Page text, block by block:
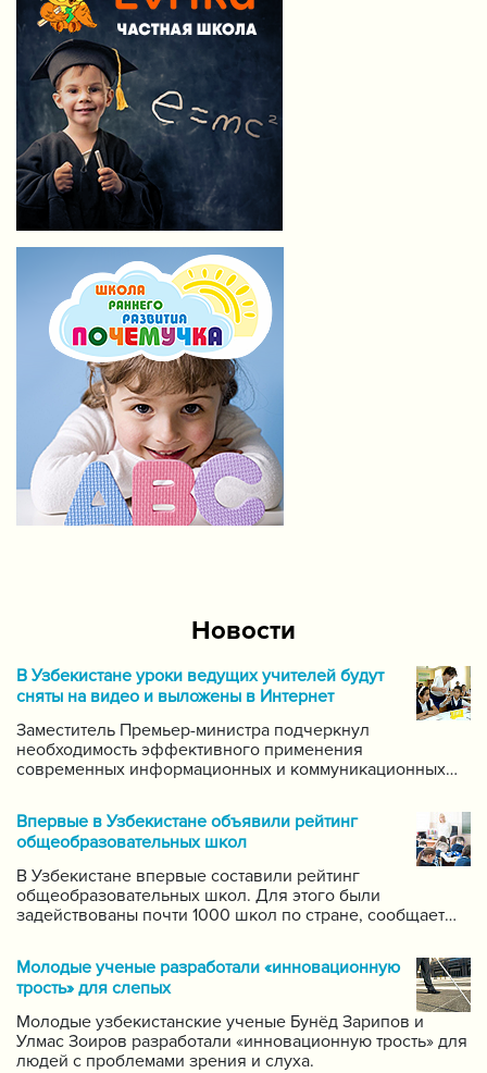
Новости
В Узбекистане уроки ведущих учителей будут
сняты на видео и выложены в Интернет
Заместитель Премьер-министра подчеркнул
необходимость эффективного применения
современных информационных и коммуникационных
систему для размещения в интернете видео-уроков
самых ведущих учителей по каждому предмету.
Впервые в Узбекистане объявили рейтинг
общеобразовательных школ
В Узбекистане впервые составили рейтинг
общеобразовательных школ. Для этого были
задействованы почти 1000 школ по стране, сообщает
за качеством образования при Кабинете Министров
Республики Узбекистан.
Молодые ученые разработали «инновационную
трость» для слепых
Молодые узбекистанские ученые Бунёд Зарипов и
Улмас Зоиров разработали «инновационную трость» для
людей с проблемами зрения и слуха.